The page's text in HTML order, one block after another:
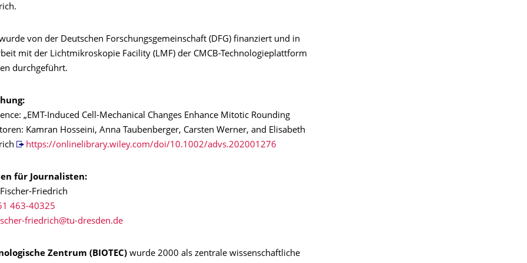
von der Deutschen Forschungsgemeinschaft (DFG) finanziert und in
mit der Lichtmikroskopie Facility (LMF) der CMCB-Technologieplattform
durchgeführt.
„EMT-Induced Cell-Mechanical Changes Enhance Mitotic Rounding
Kamran Hosseini, Anna Taubenberger, Carsten Werner, and Elisabeth
https://onlinelibrary.wiley.com/doi/10.1002/advs.202001276
für Journalisten:
Friedrich
463-40325
Zentrum (BIOTEC) wurde 2000 als zentrale wissenschaftliche